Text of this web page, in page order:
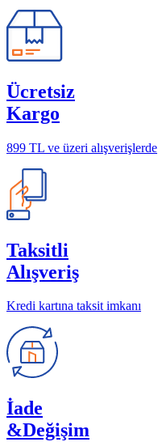
Ücretsiz
Kargo
899 TL ve üzeri alışverişlerde
Taksitli
Alışveriş
Kredi kartına taksit imkanı
İade
&Değişim